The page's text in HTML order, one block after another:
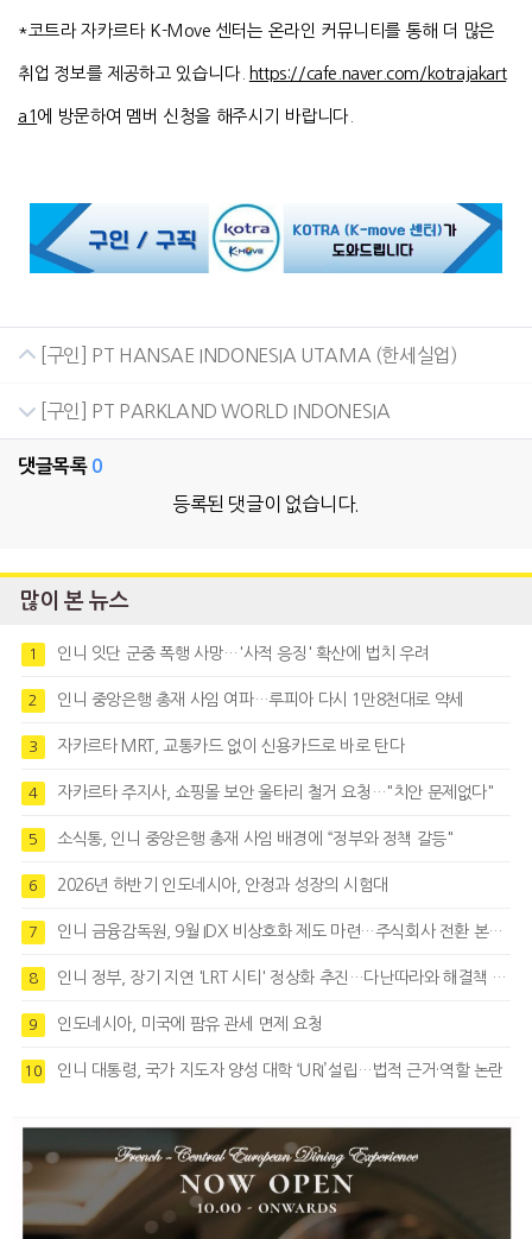
*코트라 자카르타 K-Move 센터는 온라인 커뮤니티를 통해 더 많은
취업 정보를 제공하고 있습니다. https://cafe.naver.com/kotrajakart
a1 에 방문하여 멤버 신청을 해주시기 바랍니다.
[구인] PT HANSAE INDONESIA UTAMA (한세실업)
[구인] PT PARKLAND WORLD INDONESIA
댓글목록 0
등록된 댓글이 없습니다.
많이 본 뉴스
1 인니 잇단 군중 폭행 사망…'사적 응징' 확산에 법치 우려
2 인니 중앙은행 총재 사임 여파…루피아 다시 1만8천대로 약세
3 자카르타 MRT, 교통카드 없이 신용카드로 바로 탄다
4 자카르타 주지사, 쇼핑몰 보안 울타리 철거 요청…"치안 문제없다"
5 소식통, 인니 중앙은행 총재 사임 배경에 “정부와 정책 갈등"
6 2026년 하반기 인도네시아, 안정과 성장의 시험대
7 인니 금융감독원, 9월 IDX 비상호화 제도 마련…주식회사 전환 본격화
8 인니 정부, 장기 지연 'LRT 시티' 정상화 추진…다난따라와 해결책 모색
9 인도네시아, 미국에 팜유 관세 면제 요청
10 인니 대통령, 국가 지도자 양성 대학 ‘URI’설립…법적 근거·역할 논란